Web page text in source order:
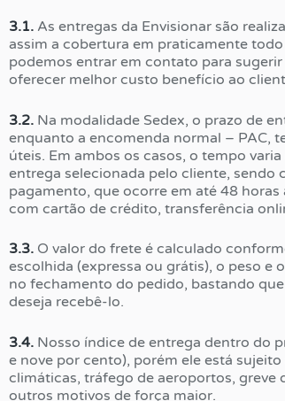
3.1. As entregas da Envisionar são
assim a cobertura em praticamente
podemos entrar em contato para
oferecer melhor custo benefício ao
3.2. Na modalidade Sedex, o prazo de
enquanto a encomenda normal – PAC,
úteis. Em ambos os casos, o tempo
entrega selecionada pelo cliente,
pagamento, que ocorre em até 48
com cartão de crédito, transferência
3.3. O valor do frete é calculado
escolhida (expressa ou grátis), o peso e
no fechamento do pedido, bastando
deseja recebê-lo.
3.4. Nosso índice de entrega dentro do
e nove por cento), porém ele está
climáticas, tráfego de aeroportos, greve
outros motivos de força maior.